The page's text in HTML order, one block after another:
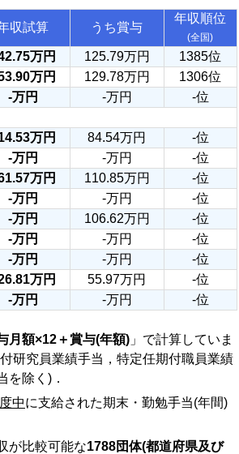
収試算 うち賞与
年収順位
(全国)
万円 125.79万円
1385位
万円 129.78万円
1306位
-万円 -万円
-位
万円 84.54万円 -位
-万円 -万円 -位
万円 110.85万円 -位
-万円 -万円 -位
-万円 106.62万円 -位
-万円 -万円 -位
-万円 -万円 -位
万円 55.97万円 -位
-万円 -万円 -位
月額×12＋賞与(年額) 」で計算していま
研究員業績手当，特定任期付職員業績
を除く)．
中に支給された期末・勤勉手当(年間)
が比較可能な1788団体(都道府県及び